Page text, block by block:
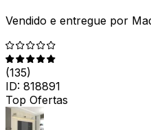
Vendido e entregue por
(135)
ID: 818891
Top Ofertas